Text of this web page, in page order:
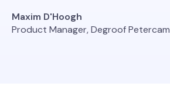
Maxim D'Hoogh
Product Manager, Degroof Petercam